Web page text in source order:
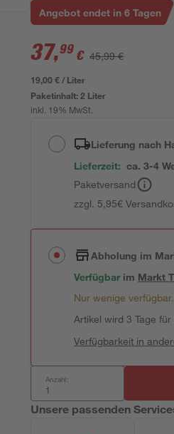
Angebot endet in 6 Tagen
37,99 € 45,99 €
19,00 € / Liter
Paketinhalt:2 Liter
inkl. 19% MwSt.
Lieferung nach
Lieferzeit: ca. 3-4
Paketversand
zzgl. 5,95€
Abholung im
Verfügbar im Markt
Nur wenige
Artikel wird 3 Tage
Verfügbarkeit in
Anzahl:
Unsere passenden